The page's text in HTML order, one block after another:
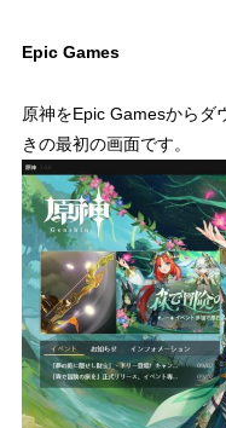
Epic Games
原神をEpic Gamesからダ
きの最初の画面です。